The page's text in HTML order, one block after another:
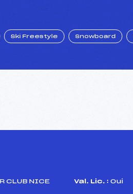
Ski Freestyle Snowboard
CLUB NICE Val. Lic. : Oui